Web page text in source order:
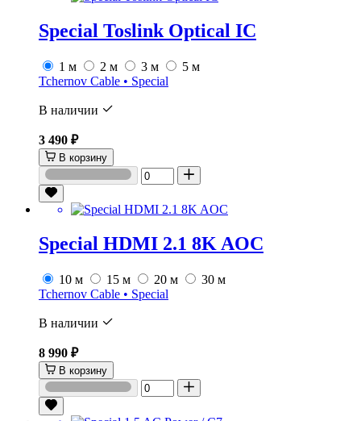
Special Toslink Optical IC
1 м 2 м 3 м
5 м
Tchernov Cable • Special
В наличии
3 490 ₽
В корзину
Special HDMI 2.1 8K AOC
10 м 15 м 20 м
30 м
Tchernov Cable • Special
В наличии
8 990 ₽
В корзину